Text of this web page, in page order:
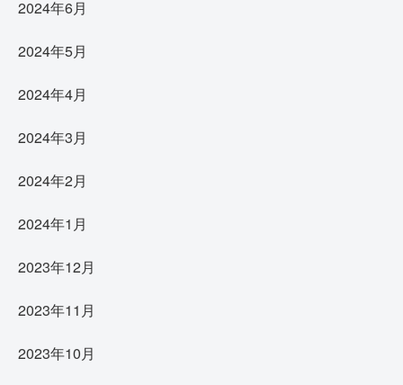
2024年6月
2024年5月
2024年4月
2024年3月
2024年2月
2024年1月
2023年12月
2023年11月
2023年10月